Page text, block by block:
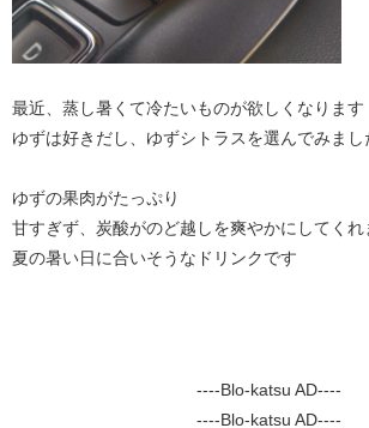
最近、蒸し暑くて冷たいものが欲しくなります
ゆずは好きだし、ゆずシトラスを選んでみまし
ゆずの果肉がたっぷり
甘すぎず、炭酸がのど越しを爽やかにしてくれ
夏の暑い日に合いそうなドリンクです
----Blo-katsu AD----
----Blo-katsu AD----